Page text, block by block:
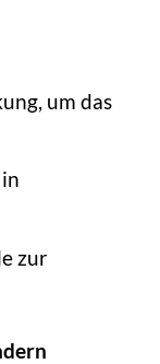
um das
zur